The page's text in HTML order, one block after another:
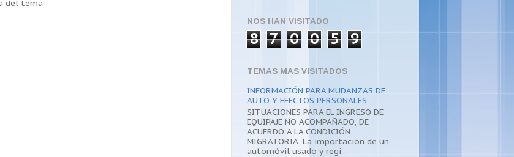
del tema
NOS HAN VISITADO
8 7 0 0 5 9
TEMAS MAS VISITADOS
INFORMACIÓN PARA MUDANZAS DE
AUTO Y EFECTOS PERSONALES
SITUACIONES PARA EL INGRESO DE
EQUIPAJE NO ACOMPAÑADO, DE
ACUERDO A LA CONDICIÓN
MIGRATORIA. La importación de un
automóvil usado y regi...